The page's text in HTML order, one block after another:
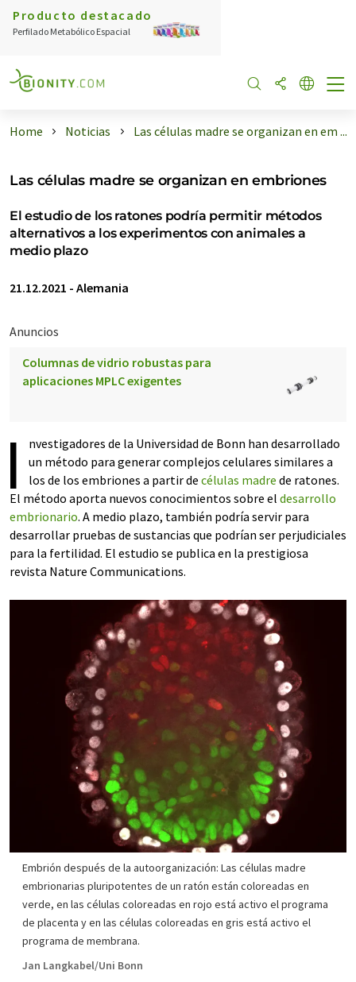
Producto destacado
Perfilado Metabólico Espacial
Home Noticias Las células madre se organizan en em ...
Las células madre se organizan en embriones
El estudio de los ratones podría permitir métodos
alternativos a los experimentos con animales a
medio plazo
21.12.2021 - Alemania
Anuncios
Columnas de vidrio robustas para
aplicaciones MPLC exigentes
I
nvestigadores de la Universidad de Bonn han desarrollado
un método para generar complejos celulares similares a
los de los embriones a partir de células madre de ratones.
El método aporta nuevos conocimientos sobre el desarrollo
embrionario. A medio plazo, también podría servir para
desarrollar pruebas de sustancias que podrían ser perjudiciales
para la fertilidad. El estudio se publica en la prestigiosa
revista Nature Communications.
Embrión después de la autoorganización: Las células madre
embrionarias pluripotentes de un ratón están coloreadas en
verde, en las células coloreadas en rojo está activo el programa
de placenta y en las células coloreadas en gris está activo el
programa de membrana.
Jan Langkabel/Uni Bonn